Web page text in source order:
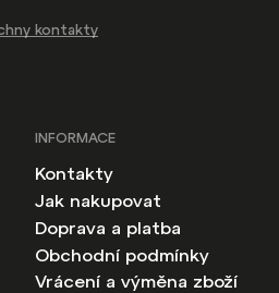
kontakty
INFORMACE
Kontakty
Jak nakupovat
Doprava a platba
Obchodní podmínky
Vrácení a výměna zboží